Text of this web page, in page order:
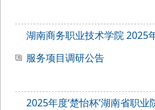
湖南商务职业技术学院 2025
服务项目调研公告
2025年度‘楚怡杯’湖南省职